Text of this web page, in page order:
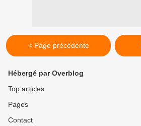
< Page précédente
Hébergé par Overblog
Top articles
Pages
Contact